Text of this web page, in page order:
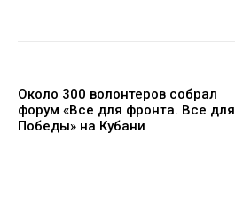
Около 300 волонтеров собрал
форум «Все для фронта. Все для
Победы» на Кубани